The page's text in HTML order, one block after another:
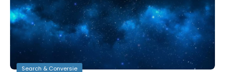
Search & Conversie